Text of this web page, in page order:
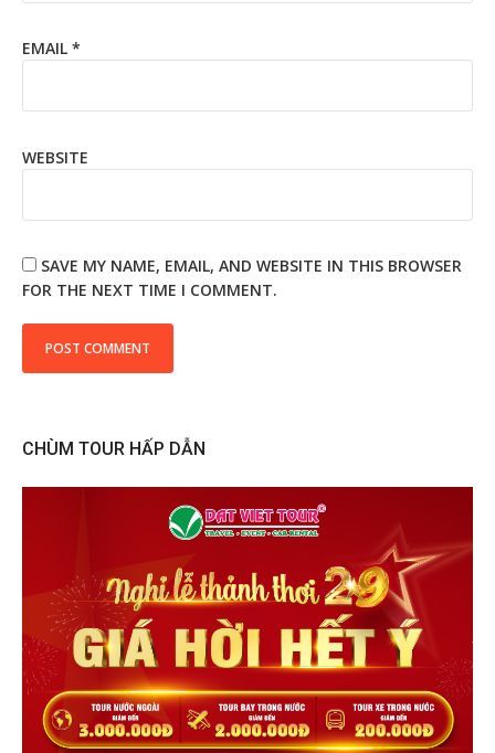
EMAIL *
WEBSITE
SAVE MY NAME, EMAIL, AND WEBSITE IN THIS BROWSER
FOR THE NEXT TIME I COMMENT.
CHÙM TOUR HẤP DẪN